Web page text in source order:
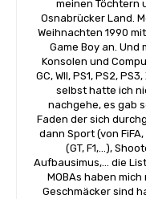
meinen Töchtern
Osnabrücker Land.
Weihnachten 1990
Game Boy an.
Konsolen und
GC, WII, PS1, PS2,
selbst hatte ich
nachgehe, es gab
Faden der sich
dann Sport (von
(GT, F1,...),
Aufbausimus,... die
MOBAs haben
Geschmäcker sind